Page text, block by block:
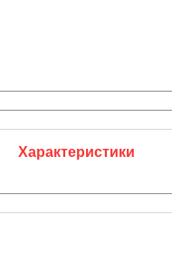
Характеристики